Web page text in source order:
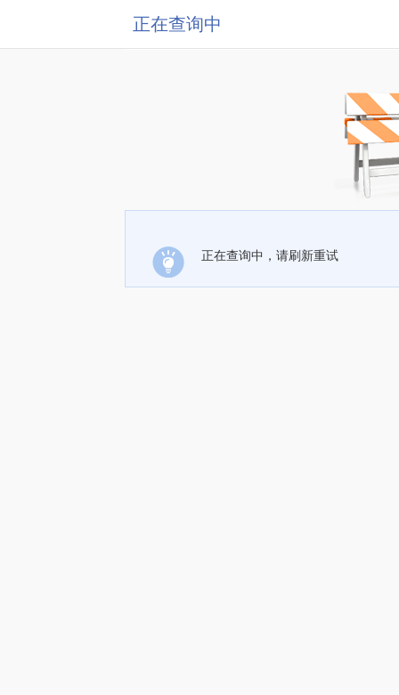
正在查询中
正在查询中，请刷新重试